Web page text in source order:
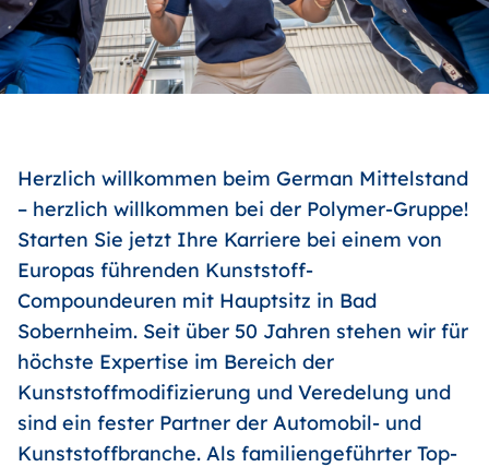
Herzlich willkommen beim German Mittelstand
– herzlich willkommen bei der Polymer-Gruppe!
Starten Sie jetzt Ihre Karriere bei einem von
Europas führenden Kunststoff-
Compoundeuren mit Hauptsitz in Bad
Sobernheim. Seit über 50 Jahren stehen wir für
höchste Expertise im Bereich der
Kunststoffmodifizierung und Veredelung und
sind ein fester Partner der Automobil- und
Kunststoffbranche. Als familiengeführter Top-